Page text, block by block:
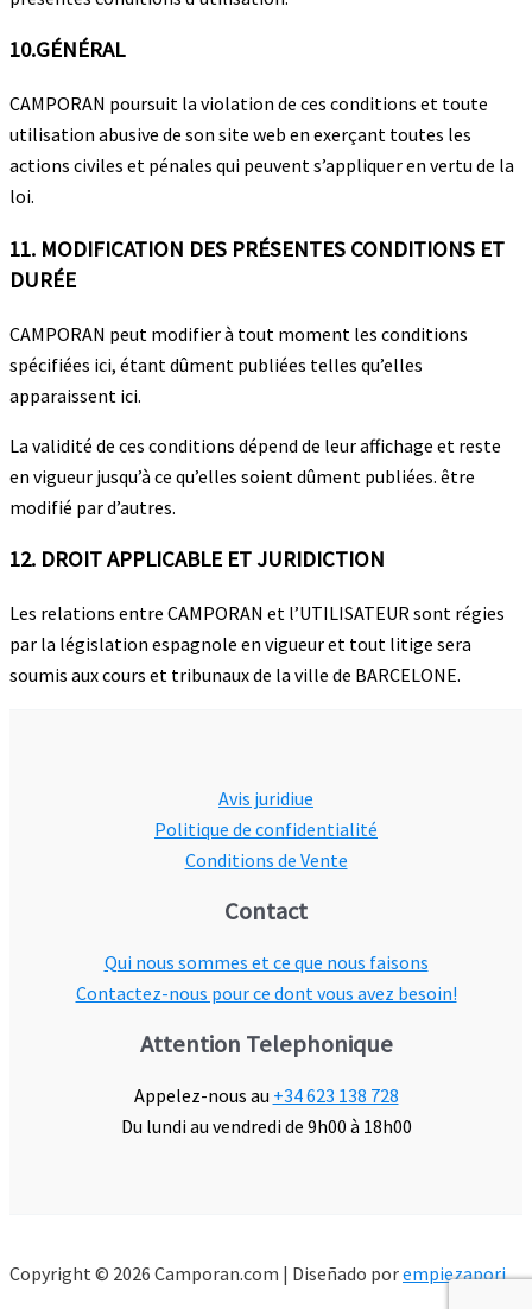
10.GÉNÉRAL
CAMPORAN poursuit la violation de ces conditions et toute
utilisation abusive de son site web en exerçant toutes les
actions civiles et pénales qui peuvent s’appliquer en vertu de la
loi.
11. MODIFICATION DES PRÉSENTES CONDITIONS ET
DURÉE
CAMPORAN peut modifier à tout moment les conditions
spécifiées ici, étant dûment publiées telles qu’elles
apparaissent ici.
La validité de ces conditions dépend de leur affichage et reste
en vigueur jusqu’à ce qu’elles soient dûment publiées. être
modifié par d’autres.
12. DROIT APPLICABLE ET JURIDICTION
Les relations entre CAMPORAN et l’UTILISATEUR sont régies
par la législation espagnole en vigueur et tout litige sera
soumis aux cours et tribunaux de la ville de BARCELONE.
Avis juridiue
Politique de confidentialité
Conditions de Vente
Contact
Qui nous sommes et ce que nous faisons
Contactez-nous pour ce dont vous avez besoin!
Attention Telephonique
Appelez-nous au +34 623 138 728
Du lundi au vendredi de 9h00 à 18h00
Copyright © 2026 Camporan.com | Diseñado porempiezapori